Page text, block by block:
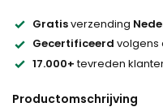
Gratisverzending
Gecertificeerd volgens
17.000+tevreden
Productomschrijving